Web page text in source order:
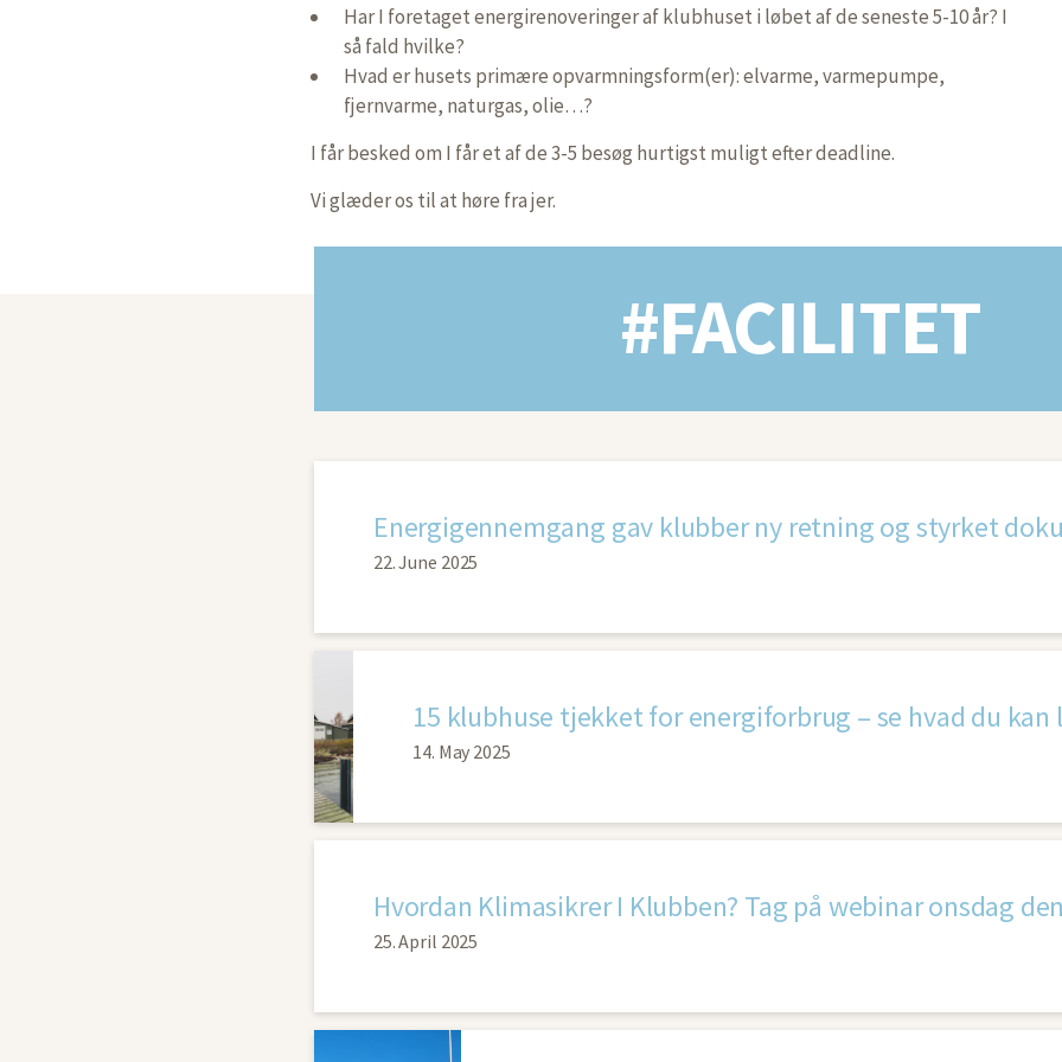
Har I foretaget energirenoveringer af klubhuset i løbet af de seneste 5-10 år? I
så fald hvilke?
Hvad er husets primære opvarmningsform(er): elvarme, varmepumpe,
fjernvarme, naturgas, olie…?
I får besked om I får et af de 3-5 besøg hurtigst muligt efter deadline.
Vi glæder os til at høre fra jer.
#FACILITET
22. June 2025
15 klubhuse tjekket for energiforbrug – se hvad du
14. May 2025
25. April 2025